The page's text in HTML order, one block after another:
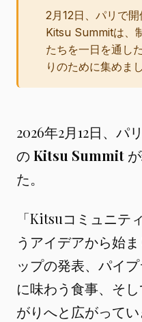
2月12日、パリで
Kitsu Summitは、
たちを一日を通し
りのために集めまし
2026年2月12日、パ
の Kitsu Summit
た。
「Kitsuコミュニテ
うアイデアから始
ップの発表、パイ
に味わう食事、そ
がりへと広がってい